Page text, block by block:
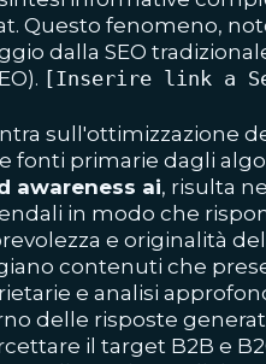
Questo fenomeno,
dalla SEO
[Inserire link a
sull'ottimizzazione
fonti primarie dagli
awareness ai, risulta
in modo che
e originalità
contenuti che
e analisi
delle risposte
il target B2B e